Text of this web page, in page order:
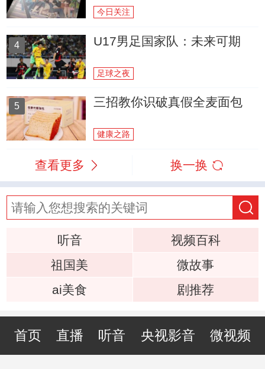
今日关注
4 U17男足国家队：未来可期
足球之夜
5 三招教你识破真假全麦面包
健康之路
查看更多 换一换
听音
视频百科
祖国美
微故事
ai美食
剧推荐
首页 直播 听音 央视影音 微视频